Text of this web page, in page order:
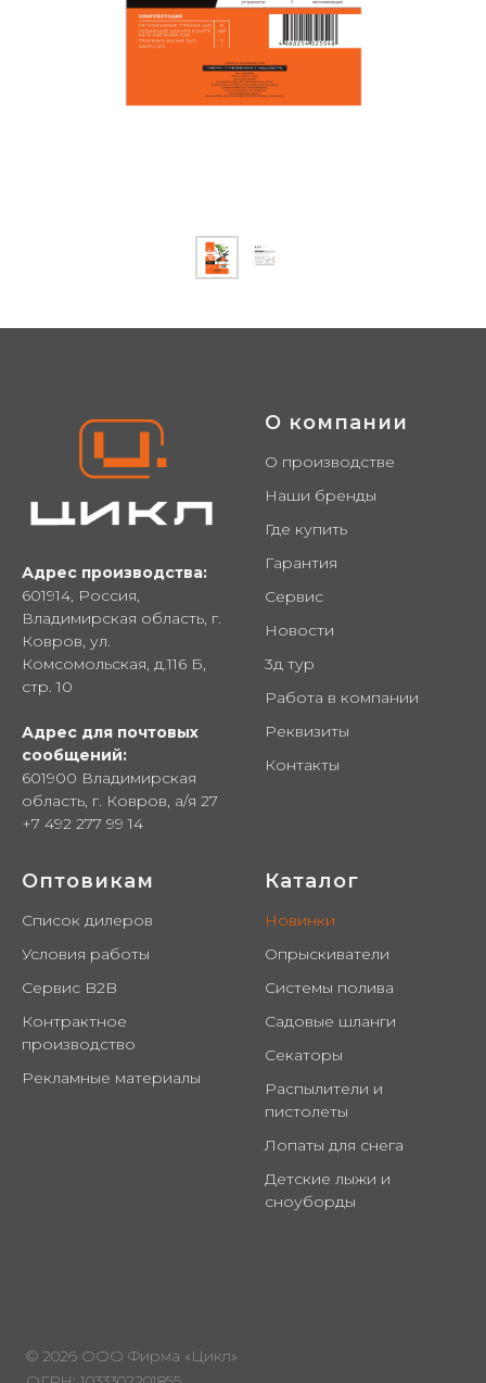
Адрес производства:
601914, Россия,
Владимирская область, г.
Ковров, ул.
Комсомольская, д.116 Б,
стр. 10
Адрес для почтовых
сообщений:
601900 Владимирская
область, г. Ковров, а/я 27
+7 492 277 99 14
О компании
О производстве
Наши бренды
Где купить
Гарантия
Сервис
Новости
3д тур
Работа в компании
Реквизиты
Контакты
Оптовикам
Список дилеров
Условия работы
Сервис B2B
Контрактное
производство
Рекламные материалы
Каталог
Новинки
Опрыскиватели
Системы полива
Садовые шланги
Секаторы
Распылители и
пистолеты
Лопаты для снега
Детские лыжи и
сноуборды
© 2026 ООО Фирма «Цикл»